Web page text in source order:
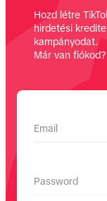
Hozd létre
hirdetési
kampányodat.
Már van fiókod?
Email
Password